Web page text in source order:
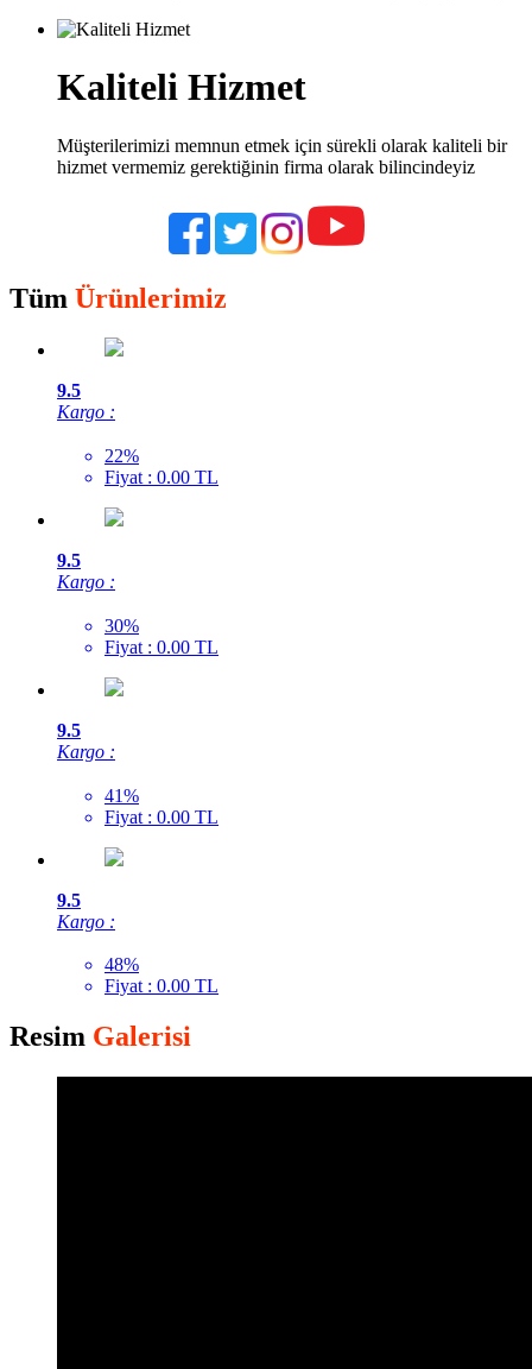
Kaliteli Hizmet
Müşterilerimizi memnun etmek için sürekli olarak kaliteli bir
hizmet vermemiz gerektiğinin firma olarak bilincindeyiz
Tüm Ürünlerimiz
9.5
Kargo :
22%
Fiyat : 0.00 TL
9.5
Kargo :
30%
Fiyat : 0.00 TL
9.5
Kargo :
41%
Fiyat : 0.00 TL
9.5
Kargo :
48%
Fiyat : 0.00 TL
Resim Galerisi